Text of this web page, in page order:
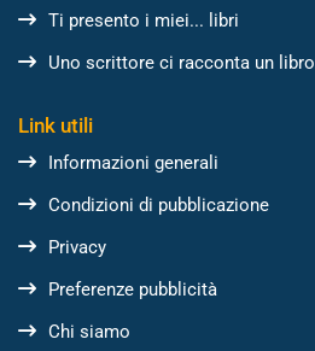
Ti presento i miei... libri
Uno scrittore ci racconta un libro
Link utili
Informazioni generali
Condizioni di pubblicazione
Privacy
Preferenze pubblicità
Chi siamo